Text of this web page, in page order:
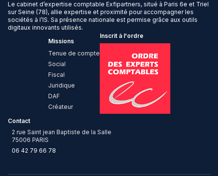
Le cabinet d’expertise comptable Exfipartners, situé à Paris 6e et Triel
sur Seine (78), allie expertise et proximité pour accompagner les
sociétés à l’IS. Sa présence nationale est permise grâce aux outils
digitaux innovants utilisés.
Missions
Tenue de compte
Social
Fiscal
Juridique
DAF
Créateur
Inscrit à l'ordre
Contact
2 rue Saint jean Baptiste de la Salle
75006 PARIS
06 42 79 66 78